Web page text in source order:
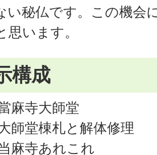
い秘仏です。この機会
思います。
構成
麻寺大師堂
師堂棟札と解体修理
麻寺あれこれ